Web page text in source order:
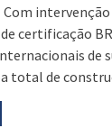
Com
certificação
de
total de